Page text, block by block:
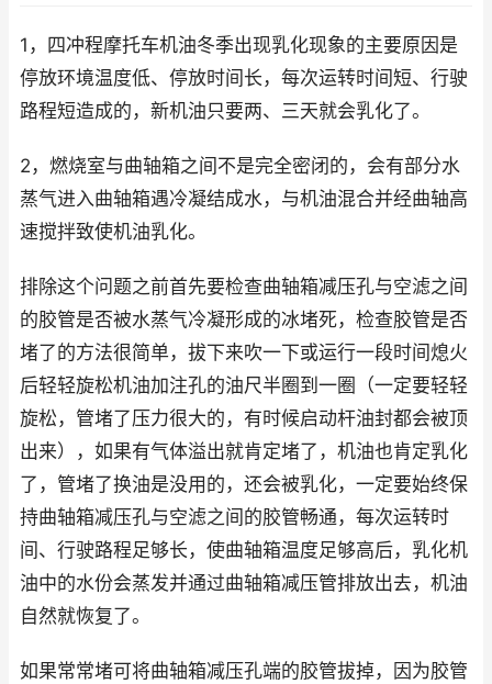
1，四冲程摩托车机油冬季出现乳化现象的主要原因是
停放环境温度低、停放时间长，每次运转时间短、行驶
路程短造成的，新机油只要两、三天就会乳化了。
2，燃烧室与曲轴箱之间不是完全密闭的，会有部分水
蒸气进入曲轴箱遇冷凝结成水，与机油混合并经曲轴高
速搅拌致使机油乳化。
排除这个问题之前首先要检查曲轴箱减压孔与空滤之间
的胶管是否被水蒸气冷凝形成的冰堵死，检查胶管是否
堵了的方法很简单，拔下来吹一下或运行一段时间熄火
后轻轻旋松机油加注孔的油尺半圈到一圈（一定要轻轻
旋松，管堵了压力很大的，有时候启动杆油封都会被顶
出来），如果有气体溢出就肯定堵了，机油也肯定乳化
了，管堵了换油是没用的，还会被乳化，一定要始终保
持曲轴箱减压孔与空滤之间的胶管畅通，每次运转时
间、行驶路程足够长，使曲轴箱温度足够高后，乳化机
油中的水份会蒸发并通过曲轴箱减压管排放出去，机油
自然就恢复了。
如果常常堵可将曲轴箱减压孔端的胶管拔掉，因为胶管